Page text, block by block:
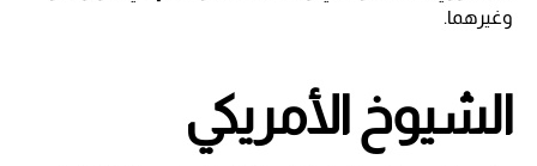
وغيرهما.
الشيوخ الأمريكي